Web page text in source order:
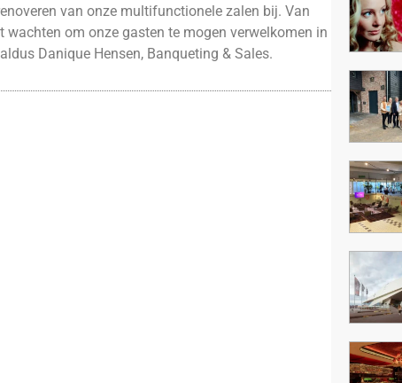
van onze multifunctionele zalen bij. Van
om onze gasten te mogen verwelkomen in
Danique Hensen, Banqueting & Sales.